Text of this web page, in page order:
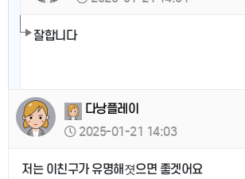
잘합니다
다낭플레이
2025-01-21 14:03
저는 이친구가 유명해졋으면 좋겟어요